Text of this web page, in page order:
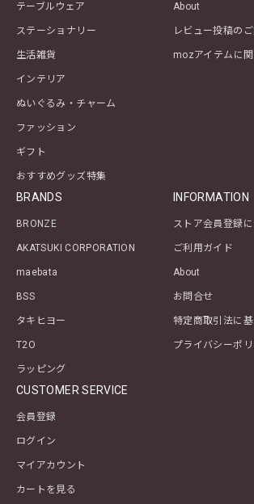
テーブルウェア
ステーショナリー
生活雑貨
インテリア
ぬいぐるみ・チャーム
ファッション
ギフト
おすすめグッズ特集
About
レビュー投稿の
mozアイテムに
BRANDS
BRONZE
AKATSUKI CORPORATION
maebata
BSS
タキヒヨー
T2O
ラッピング
INFORMATION
ストア会員登録
ご利用ガイド
About
お問合せ
特定商取引法に
プライバシーポ
CUSTOMER SERVICE
会員登録
ログイン
マイアカウント
カートを見る